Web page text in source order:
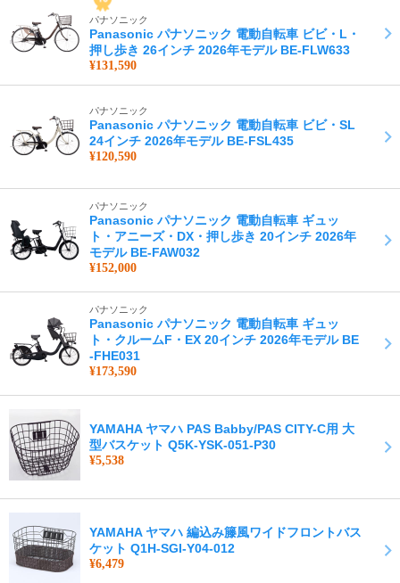
パナソニック
Panasonic パナソニック 電動自転車 ビビ・L・
押し歩き 26インチ 2026年モデル BE-FLW633
¥131,590
パナソニック
Panasonic パナソニック 電動自転車 ビビ・SL
24インチ 2026年モデル BE-FSL435
¥120,590
パナソニック
Panasonic パナソニック 電動自転車 ギュッ
ト・アニーズ・DX・押し歩き 20インチ 2026年
モデル BE-FAW032
¥152,000
パナソニック
Panasonic パナソニック 電動自転車 ギュッ
ト・クルームF・EX 20インチ 2026年モデル BE
-FHE031
¥173,590
YAMAHA ヤマハ PAS Babby/PAS CITY-C用 大
型バスケット Q5K-YSK-051-P30
¥5,538
YAMAHA ヤマハ 編込み籐風ワイドフロントバス
ケット Q1H-SGI-Y04-012
¥6,479